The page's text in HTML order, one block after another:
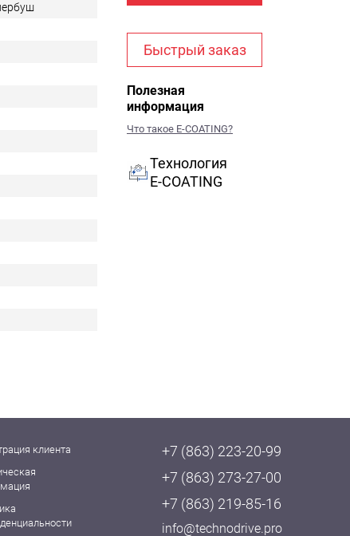
Быстрый заказ
Полезная
информация
Что такое E-COATING?
Технология
E-COATING
клиента
+7 (863) 223-20-99
+7 (863) 273-27-00
+7 (863) 219-85-16
info@technodrive.pro